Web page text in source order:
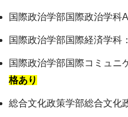
国際政治学部国際政治学科A
国際政治学部国際経済学科：
国際政治学部国際コミュニ
格あり
総合文化政策学部総合文化